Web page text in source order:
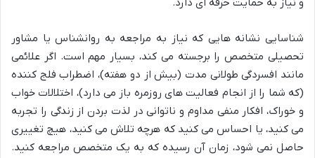
و نیاز به حمایت حرفه ای دارد.
شناسایی نشانه هایی که نیاز به مراجعه به روانشناس یا مشاور
تحصیلی متخصص را برجسته می کند، بسیار مهم است. اگر علائمی
مانند افسردگی طولانی مدت (بیش از دو هفته)، اضطراب فلج کننده
(که شما را از انجام فعالیت های روزمره باز می دارد)، اختلالات خواب
و خوراک، افکار منفی مداوم و ناتوانی در لذت بردن از زندگی را تجربه
می کنید، یا احساس می کنید که هرچه تلاش می کنید، هیچ تغییری
حاصل نمی شود، زمان آن رسیده که به یک متخصص مراجعه کنید.